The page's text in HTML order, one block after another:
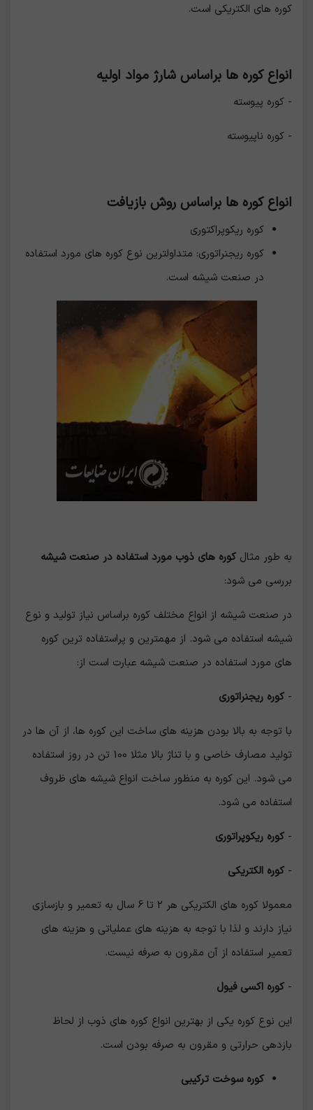
کوره های الکتریکی است.
انواع کوره ها براساس شارژ مواد اولیه
- کوره پیوسته
- کوره ناپیوسته
انواع کوره ها براساس روش بازیافت
کوره ریکوپراکتوری
کوره ریجنراتوری: متداولترین نوع کوره های مورد استفاده
در صنعت شیشه است.
به طور مثال کوره های ذوب مورد استفاده در صنعت شیشه
بررسی می شود:
در صنعت شیشه از انواع مختلف کوره براساس نیاز تولید و نوع
شیشه استفاده می شود. از مهمترین و پراستفاده ترین کوره
های مورد استفاده در صنعت شیشه عبارت است از:
- کوره ریجنراتوری
با توجه به بالا بودن هزینه های ساخت این کوره ها، از آن ها در
تولید مصارف خاصی و با تناژ بالا مثلا 100 تن در روز استفاده
می شود. این کوره به منظور ساخت انواع شیشه های ظروف
استفاده می شود.
- کوره ریکوپراتوری
- کوره الکتریکی
معمولا کوره های الکتریکی هر 2 تا 6 سال به تعمیر و بازسازی
نیاز دارند و لذا با توجه به هزینه های عملیاتی و هزینه های
تعمیر استفاده از آن مقرون به صرفه نیست.
- کوره اکسی فیول
این نوع کوره یکی از بهترین انواع کوره های ذوب از لحاظ
بازدهی حرارتی و مقرون به صرفه بودن است.
کوره سوخت ترکیبی